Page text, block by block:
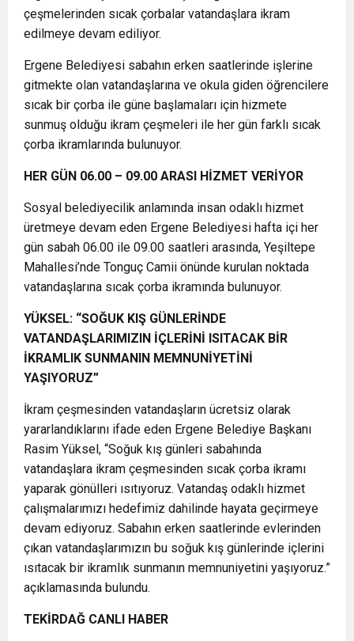
çeşmelerinden sıcak çorbalar vatandaşlara ikram
edilmeye devam ediliyor.
Ergene Belediyesi sabahın erken saatlerinde işlerine
gitmekte olan vatandaşlarına ve okula giden öğrencilere
sıcak bir çorba ile güne başlamaları için hizmete
sunmuş olduğu ikram çeşmeleri ile her gün farklı sıcak
çorba ikramlarında bulunuyor.
HER GÜN 06.00 – 09.00 ARASI HİZMET VERİYOR
Sosyal belediyecilik anlamında insan odaklı hizmet
üretmeye devam eden Ergene Belediyesi hafta içi her
gün sabah 06.00 ile 09.00 saatleri arasında, Yeşiltepe
Mahallesi’nde Tonguç Camii önünde kurulan noktada
vatandaşlarına sıcak çorba ikramında bulunuyor.
YÜKSEL: “SOĞUK KIŞ GÜNLERİNDE
VATANDAŞLARIMIZIN İÇLERİNİ ISITACAK BİR
İKRAMLIK SUNMANIN MEMNUNİYETİNİ
YAŞIYORUZ”
İkram çeşmesinden vatandaşların ücretsiz olarak
yararlandıklarını ifade eden Ergene Belediye Başkanı
Rasim Yüksel, “Soğuk kış günleri sabahında
vatandaşlara ikram çeşmesinden sıcak çorba ikramı
yaparak gönülleri ısıtıyoruz. Vatandaş odaklı hizmet
çalışmalarımızı hedefimiz dahilinde hayata geçirmeye
devam ediyoruz. Sabahın erken saatlerinde evlerinden
çıkan vatandaşlarımızın bu soğuk kış günlerinde içlerini
ısıtacak bir ikramlık sunmanın memnuniyetini yaşıyoruz.”
açıklamasında bulundu.
TEKİRDAĞ CANLI HABER